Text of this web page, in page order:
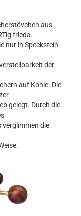
aus
frieda.
nur in Speckstein
der
auf Kohle. Die
gelegt. Durch die
verglimmen die